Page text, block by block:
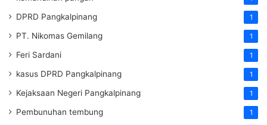
DPRD Pangkalpinang 1
PT. Nikomas Gemilang 1
Feri Sardani 1
kasus DPRD Pangkalpinang 1
Kejaksaan Negeri Pangkalpinang 1
Pembunuhan tembung 1